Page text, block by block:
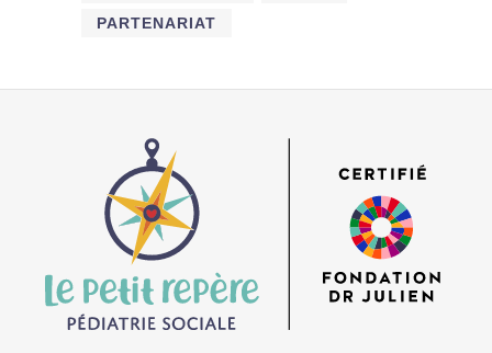
PARTENARIAT